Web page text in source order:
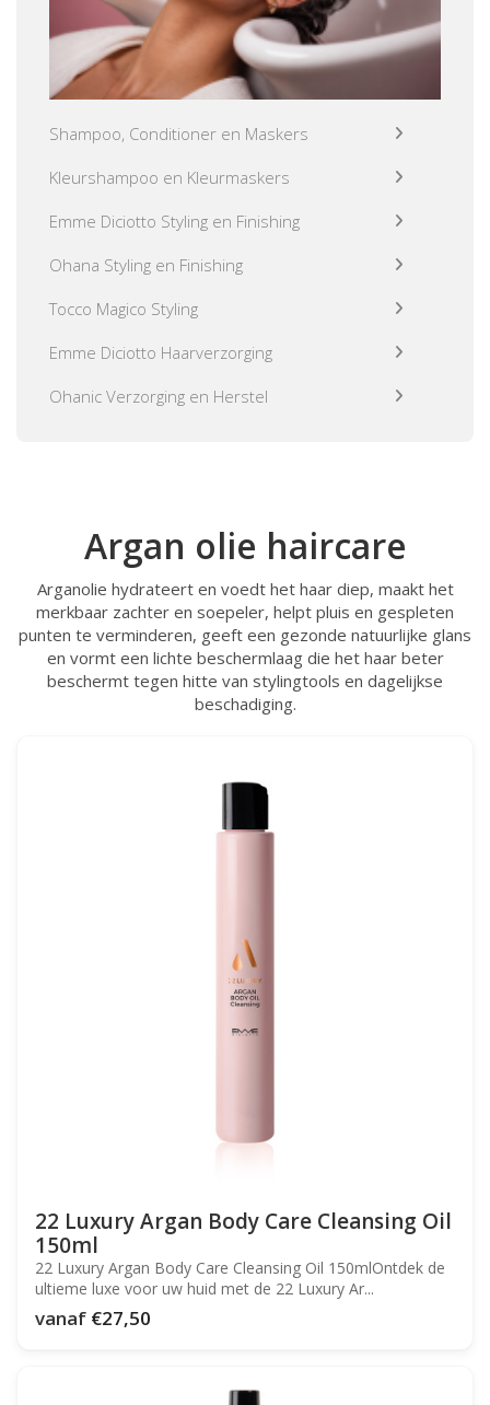
Shampoo, Conditioner en Maskers
Kleurshampoo en Kleurmaskers
Emme Diciotto Styling en Finishing
Ohana Styling en Finishing
Tocco Magico Styling
Emme Diciotto Haarverzorging
Ohanic Verzorging en Herstel
Argan olie haircare
Arganolie hydrateert en voedt het haar diep, maakt het
merkbaar zachter en soepeler, helpt pluis en gespleten
punten te verminderen, geeft een gezonde natuurlijke glans
en vormt een lichte beschermlaag die het haar beter
beschermt tegen hitte van stylingtools en dagelijkse
beschadiging.
22 Luxury Argan Body Care Cleansing Oil
150ml
22 Luxury Argan Body Care Cleansing Oil 150mlOntdek de
ultieme luxe voor uw huid met de 22 Luxury Ar...
vanaf €27,50